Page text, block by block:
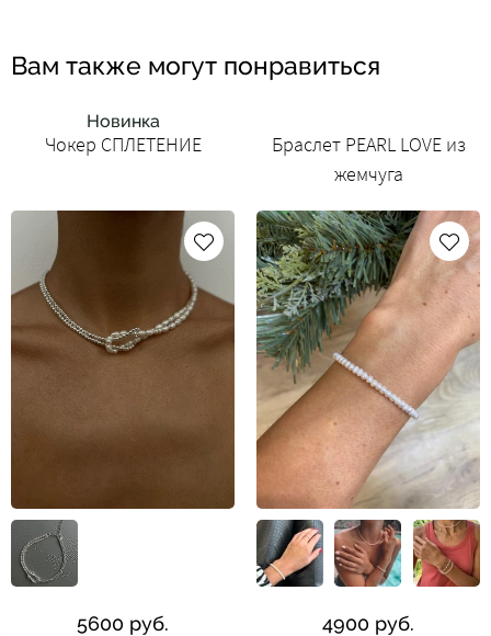
Вам также могут понравиться
Новинка
Чокер СПЛЕТЕНИЕ
5600 руб.
Браслет PEARL LOVE из
жемчуга
4900 руб.